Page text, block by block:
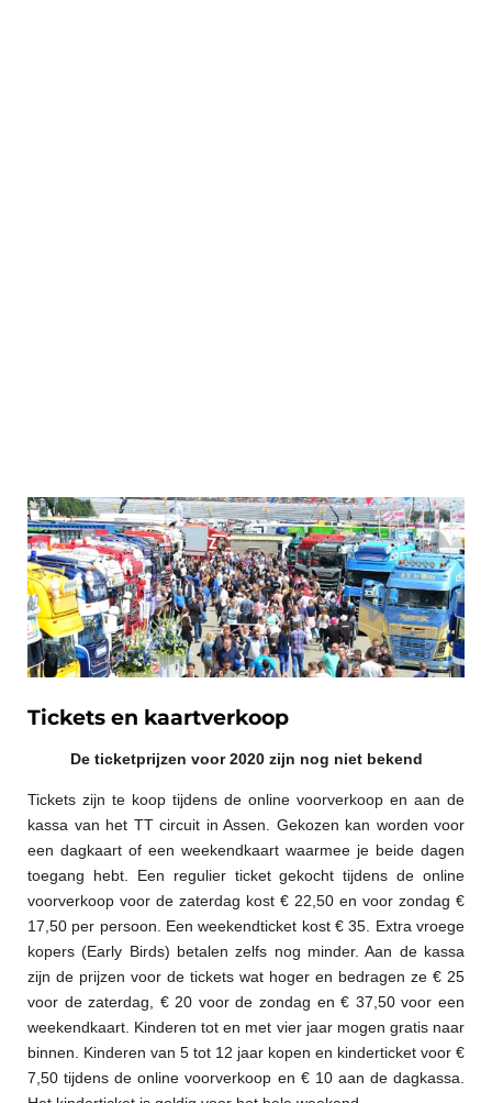
Tickets en kaartverkoop
De ticketprijzen voor 2020 zijn nog niet bekend
Tickets zijn te koop tijdens de online voorverkoop en aan de
kassa van het TT circuit in Assen. Gekozen kan worden voor
een dagkaart of een weekendkaart waarmee je beide dagen
toegang hebt. Een regulier ticket gekocht tijdens de online
voorverkoop voor de zaterdag kost € 22,50 en voor zondag €
17,50 per persoon. Een weekendticket kost € 35. Extra vroege
kopers (Early Birds) betalen zelfs nog minder. Aan de kassa
zijn de prijzen voor de tickets wat hoger en bedragen ze € 25
voor de zaterdag, € 20 voor de zondag en € 37,50 voor een
weekendkaart. Kinderen tot en met vier jaar mogen gratis naar
binnen. Kinderen van 5 tot 12 jaar kopen en kinderticket voor €
7,50 tijdens de online voorverkoop en € 10 aan de dagkassa.